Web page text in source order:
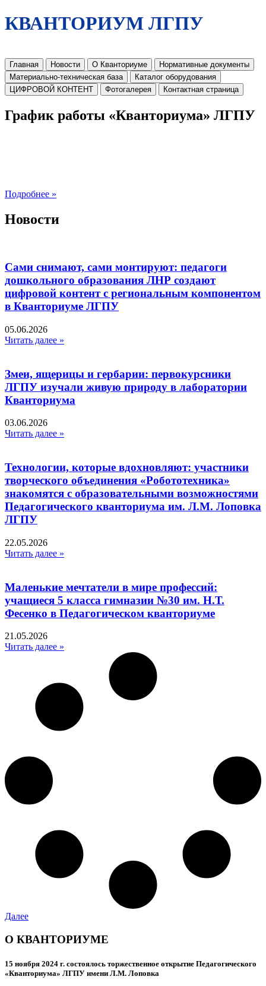
КВАНТОРИУМ ЛГПУ
Главная Новости О Кванториуме
Нормативные документы
Материально-техническая база
Каталог оборудования
ЦИФРОВОЙ КОНТЕНТ
Фотогалерея Контактная страница
График работы «Кванториума» ЛГПУ
Подробнее »
Новости
Сами снимают, сами монтируют: педагоги
дошкольного образования ЛНР создают
цифровой контент с региональным компонентом
в Кванториуме ЛГПУ​
05.06.2026
Читать далее »
Змеи, ящерицы и гербарии: первокурсники
ЛГПУ изучали живую природу в лаборатории
Кванториума
03.06.2026
Читать далее »
Технологии, которые вдохновляют: участники
творческого объединения «Робототехника»
знакомятся с образовательными возможностями
Педагогического кванториума им. Л.М. Лоповка
ЛГПУ
22.05.2026
Читать далее »
Маленькие мечтатели в мире профессий:
учащиеся 5 класса гимназии №30 им. Н.Т.
Фесенко в Педагогическом кванториуме
21.05.2026
Читать далее »
Далее
О КВАНТОРИУМЕ
15 ноября 2024 г. состоялось торжественное открытие Педагогического
«Кванториума» ЛГПУ имени Л.М. Лоповка